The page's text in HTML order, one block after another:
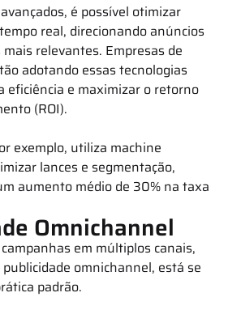
é possível otimizar
real, direcionando anúncios
relevantes. Empresas de
adotando essas tecnologias
eficiência e maximizar o retorno
(ROI).
exemplo, utiliza machine
lances e segmentação,
aumento médio de 30% na taxa
Omnichannel
em múltiplos canais,
omnichannel, está se
padrão.